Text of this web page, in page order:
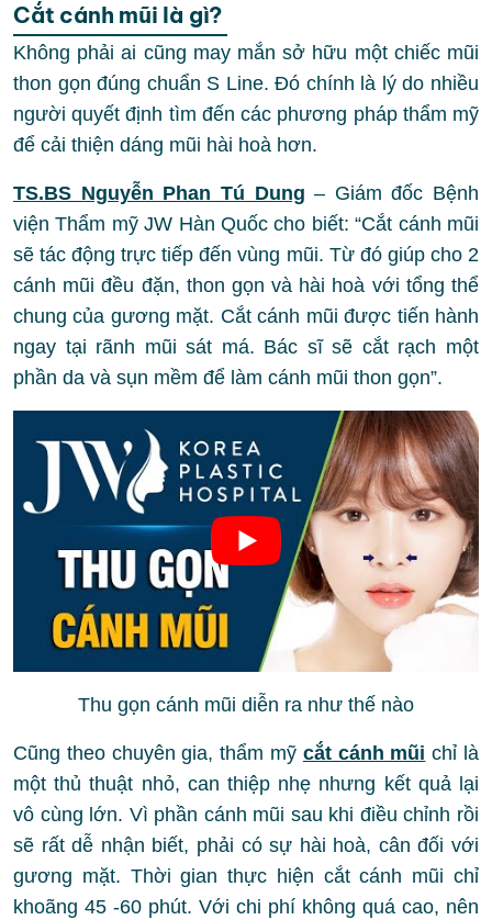
Cắt cánh mũi là gì?
Không phải ai cũng may mắn sở hữu một chiếc mũi
thon gọn đúng chuẩn S Line. Đó chính là lý do nhiều
người quyết định tìm đến các phương pháp thẩm mỹ
để cải thiện dáng mũi hài hoà hơn.
TS.BS Nguyễn Phan Tú Dung – Giám đốc Bệnh
viện Thẩm mỹ JW Hàn Quốc cho biết: “Cắt cánh mũi
sẽ tác động trực tiếp đến vùng mũi. Từ đó giúp cho 2
cánh mũi đều đặn, thon gọn và hài hoà với tổng thể
chung của gương mặt. Cắt cánh mũi được tiến hành
ngay tại rãnh mũi sát má. Bác sĩ sẽ cắt rạch một
phần da và sụn mềm để làm cánh mũi thon gọn”.
Thu gọn cánh mũi diễn ra như thế nào
Cũng theo chuyên gia, thẩm mỹ cắt cánh mũi chỉ là
một thủ thuật nhỏ, can thiệp nhẹ nhưng kết quả lại
vô cùng lớn. Vì phần cánh mũi sau khi điều chỉnh rồi
sẽ rất dễ nhận biết, phải có sự hài hoà, cân đối với
gương mặt. Thời gian thực hiện cắt cánh mũi chỉ
khoãng 45 -60 phút. Với chi phí không quá cao, nên